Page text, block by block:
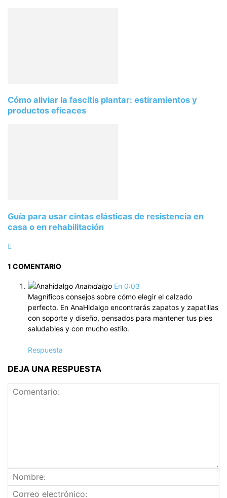
Cómo aliviar la fascitis plantar: estiramientos y
productos eficaces
Guía para usar cintas elásticas de resistencia en
casa o en rehabilitación
1 COMENTARIO
Anahidalgo En 0:03
Magníficos consejos sobre cómo elegir el calzado
perfecto. En AnaHidalgo encontrarás zapatos y zapatillas
con soporte y diseño, pensados para mantener tus pies
saludables y con mucho estilo.
Respuesta
DEJA UNA RESPUESTA